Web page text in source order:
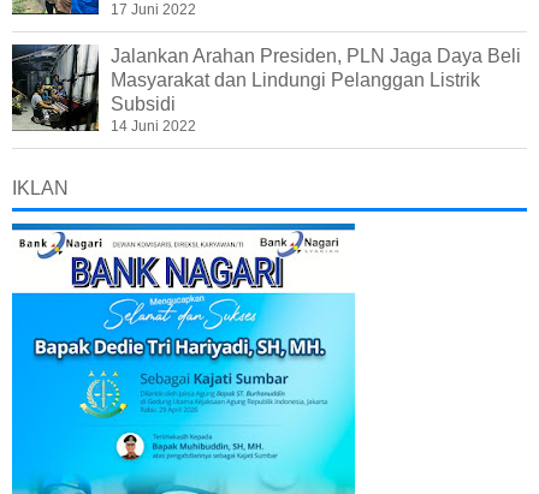
17 Juni 2022
Jalankan Arahan Presiden, PLN Jaga Daya Beli
Masyarakat dan Lindungi Pelanggan Listrik
Subsidi
14 Juni 2022
IKLAN